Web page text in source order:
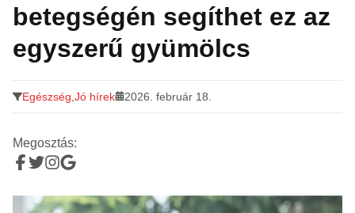
betegségén segíthet ez az
egyszerű gyümölcs
Egészség Jó hírek 2026. február 18.
Megosztás: